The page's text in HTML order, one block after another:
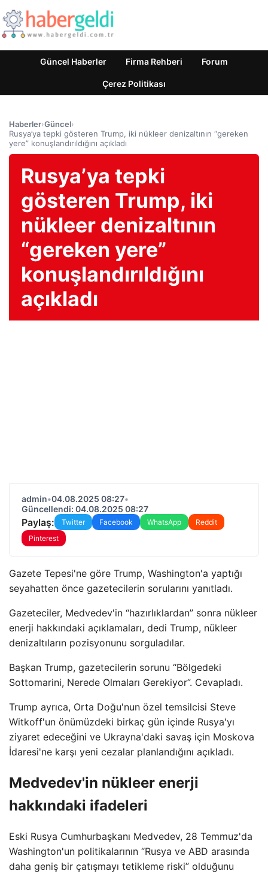
Güncel Haberler Firma Rehberi Forum
Çerez Politikası
Haberler›Güncel›
Rusya’ya tepki gösteren Trump, iki nükleer denizaltının “gereken
yere” konuşlandırıldığını açıkladı
Rusya’ya tepki
gösteren Trump, iki
nükleer denizaltının
“gereken yere”
konuşlandırıldığını
açıkladı
admin•04.08.2025 08:27•
Güncellendi: 04.08.2025 08:27
Paylaş: Twitter Facebook WhatsApp
Reddit
Pinterest
Gazete Tepesi'ne göre Trump, Washington'a yaptığı
seyahatten önce gazetecilerin sorularını yanıtladı.
Gazeteciler, Medvedev'in “hazırlıklardan” sonra nükleer
enerji hakkındaki açıklamaları, dedi Trump, nükleer
denizaltıların pozisyonunu sorguladılar.
Başkan Trump, gazetecilerin sorunu “Bölgedeki
Sottomarini, Nerede Olmaları Gerekiyor”. Cevapladı.
Trump ayrıca, Orta Doğu'nun özel temsilcisi Steve
Witkoff'un önümüzdeki birkaç gün içinde Rusya'yı
ziyaret edeceğini ve Ukrayna'daki savaş için Moskova
İdaresi'ne karşı yeni cezalar planlandığını açıkladı.
Medvedev'in nükleer enerji
hakkındaki ifadeleri
Eski Rusya Cumhurbaşkanı Medvedev, 28 Temmuz'da
Washington'un politikalarının “Rusya ve ABD arasında
daha geniş bir çatışmayı tetikleme riski” olduğunu